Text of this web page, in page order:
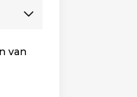
van